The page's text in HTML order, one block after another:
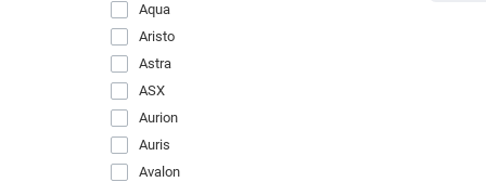
Aqua
Aristo
Astra
ASX
Aurion
Auris
Avalon